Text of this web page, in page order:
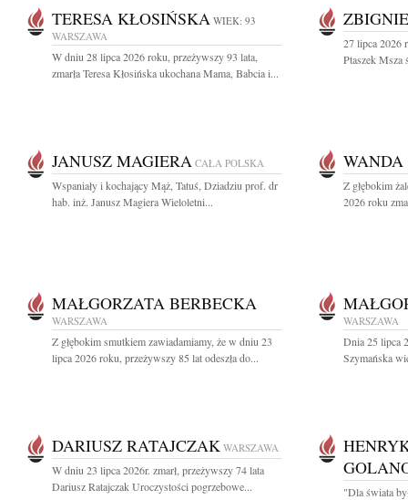
TERESA KŁOSIŃSKA WIEK: 93
WARSZAWA
W dniu 28 lipca 2026 roku, przeżywszy 93 lata,
zmarła Teresa Kłosińska ukochana Mama, Babcia i...
27 lipca 2026
Ptaszek Msza
JANUSZ MAGIERA CAŁA POLSKA
Wspaniały i kochający Mąż, Tatuś, Dziadziu prof. dr
hab. inż. Janusz Magiera Wieloletni...
Z głębokim
2026 roku
MAŁGORZATA BERBECKA
WARSZAWA
Z głębokim smutkiem zawiadamiamy, że w dniu 23
lipca 2026 roku, przeżywszy 85 lat odeszła do...
WARSZAWA
Dnia 25 lipca
Szymańska
DARIUSZ RATAJCZAK WARSZAWA
W dniu 23 lipca 2026r. zmarł, przeżywszy 74 lata
Dariusz Ratajczak Uroczystości pogrzebowe...
"Dla świata